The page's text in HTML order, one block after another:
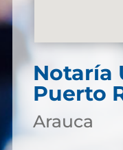
Notaría
Puerto
Arauca